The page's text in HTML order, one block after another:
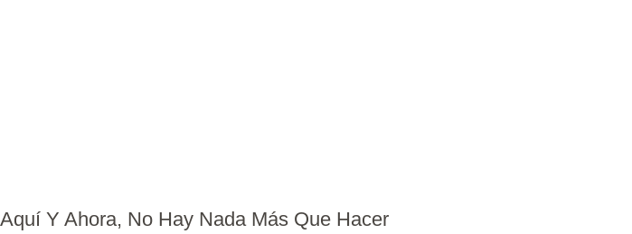
Aquí Y Ahora, No Hay Nada Más Que Hacer